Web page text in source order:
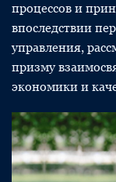
процессов и
впоследствии
управления,
призму
экономики и